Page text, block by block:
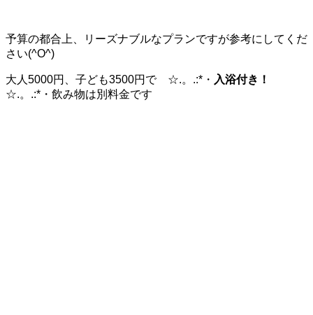
予算の都合上、リーズナブルなプランですが参考にしてくだ
さい(^O^)
大人5000円、子ども3500円で ☆.。.:*・ 入浴付き！
☆.。.:*・飲み物は別料金です